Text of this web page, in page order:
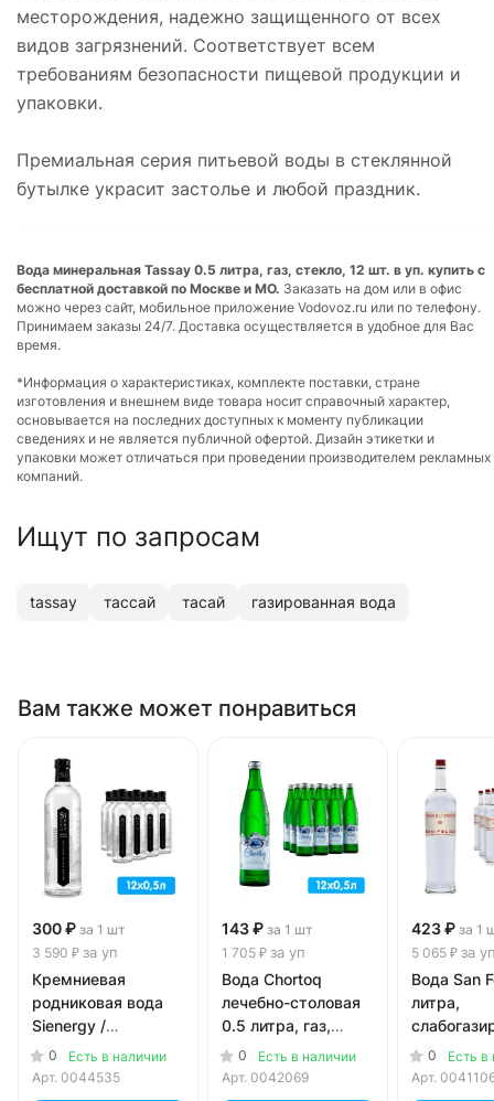
месторождения, надежно защищенного от всех
видов загрязнений. Соответствует всем
требованиям безопасности пищевой продукции и
упаковки.
Премиальная серия питьевой воды в стеклянной
бутылке украсит застолье и любой праздник.
Вода минеральная Tassay 0.5 литра, газ, стекло, 12 шт. в уп. купить с
бесплатной доставкой по Москве и МО. Заказать на дом или в офис
можно через сайт, мобильное приложение Vodovoz.ru или по телефону.
Принимаем заказы 24/7. Доставка осуществляется в удобное для Вас
время.
*Информация о характеристиках, комплекте поставки, стране
изготовления и внешнем виде товара носит справочный характер,
основывается на последних доступных к моменту публикации
сведениях и не является публичной офертой. Дизайн этикетки и
упаковки может отличаться при проведении производителем рекламных
компаний.
Ищут по запросам
tassay тассай тасай газированная вода
Вам также может понравиться
300 ₽ за 1 шт
3 590 ₽ за уп
Кремниевая
родниковая вода
Sienergy /
Сиэнержи 0.5
литра, газ, стекло,
0
Есть в наличии
Арт. 0044535
143 ₽ за 1 шт
1 705 ₽ за уп
Вода Chortoq
лечебно-столовая
0.5 литра, газ,
стекло, 12 шт. в уп.
0
Есть в наличии
Арт. 0042069
423 ₽ за 1
5 065 ₽ за
Вода San
литра,
стекло,
0
Есть в
Арт.